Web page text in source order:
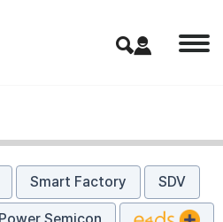
Smart Factory SDV